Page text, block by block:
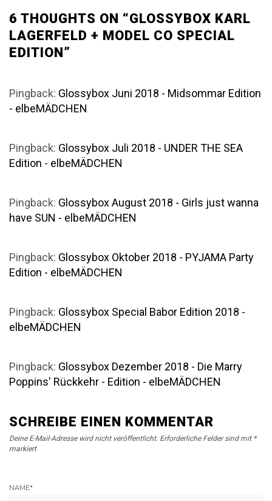
6 THOUGHTS ON “GLOSSYBOX KARL
LAGERFELD + MODEL CO SPECIAL
EDITION”
Pingback: Glossybox Juni 2018 - Midsommar Edition
- elbeMÄDCHEN
Pingback: Glossybox Juli 2018 - UNDER THE SEA
Edition - elbeMÄDCHEN
Pingback: Glossybox August 2018 - Girls just wanna
have SUN - elbeMÄDCHEN
Pingback: Glossybox Oktober 2018 - PYJAMA Party
Edition - elbeMÄDCHEN
Pingback: Glossybox Special Babor Edition 2018 -
elbeMÄDCHEN
Pingback: Glossybox Dezember 2018 - Die Marry
Poppins' Rückkehr - Edition - elbeMÄDCHEN
SCHREIBE EINEN KOMMENTAR
Deine E-Mail-Adresse wird nicht veröffentlicht. Erforderliche Felder sind mit *
markiert
NAME*